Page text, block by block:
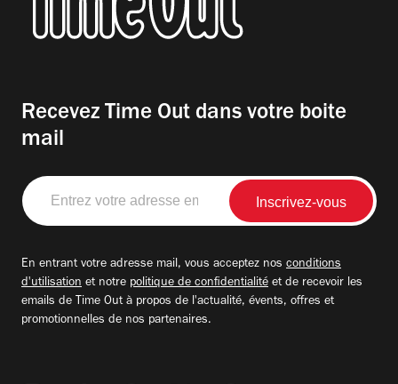
Recevez Time Out dans votre boite
mail
Entrez
votre
adresse
En entrant votre adresse mail, vous acceptez nos conditions
d'utilisation et notre politique de confidentialité et de recevoir les
emails de Time Out à propos de l'actualité, évents, offres et
promotionnelles de nos partenaires.